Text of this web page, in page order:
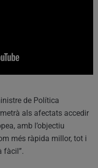
de Política
als afectats accedir
amb l’objectiu
més ràpida millor, tot i
fàcil”.